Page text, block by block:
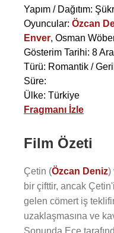
Yapım / Dağıtım:
Oyuncular: Özcan
Enver, Osman
Gösterim Tarihi: 8
Türü: Romantik /
Süre:
Ülke: Türkiye
Fragmanı İzle
Film Özeti
Çetin (Özcan Deniz)
bir çifttir, ancak
gelen cömert iş
uzaklaşmasına ve
Sonunda Ece